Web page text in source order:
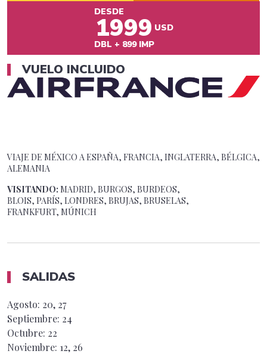
DESDE
1999
DBL + 899IMP
USD
VUELO INCLUIDO
VIAJE DE MÉXICO A ESPAÑA, FRANCIA, INGLATERRA, BÉLGICA,
ALEMANIA
VISITANDO: MADRID, BURGOS, BURDEOS,
BLOIS, PARÍS, LONDRES, BRUJAS, BRUSELAS,
FRANKFURT, MÚNICH
SALIDAS
Agosto: 20, 27
Septiembre: 24
Octubre: 22
Noviembre: 12, 26